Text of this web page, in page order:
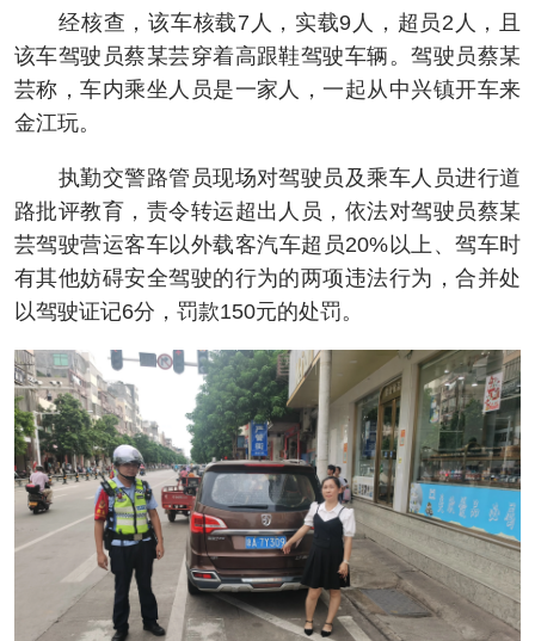
经核查，该车核载7人，实载9人，超员2人，且
该车驾驶员蔡某芸穿着高跟鞋驾驶车辆。驾驶员蔡某
芸称，车内乘坐人员是一家人，一起从中兴镇开车来
金江玩。
执勤交警路管员现场对驾驶员及乘车人员进行道
路批评教育，责令转运超出人员，依法对驾驶员蔡某
芸驾驶营运客车以外载客汽车超员20%以上、驾车时
有其他妨碍安全驾驶的行为的两项违法行为，合并处
以驾驶证记6分，罚款150元的处罚。